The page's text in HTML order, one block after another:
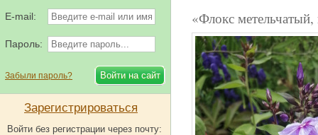
«Флокс
E-mail:
Пароль:
Забыли пароль?
Зарегистрироваться
Войти без регистрации через почту: